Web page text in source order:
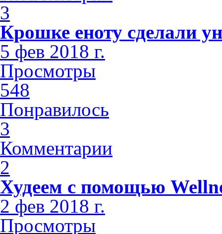
3
Крошке еноту сделали
5 фев 2018 г.
Просмотры
548
Понравилось
3
Комментарии
2
Худеем с помощью
2 фев 2018 г.
Просмотры